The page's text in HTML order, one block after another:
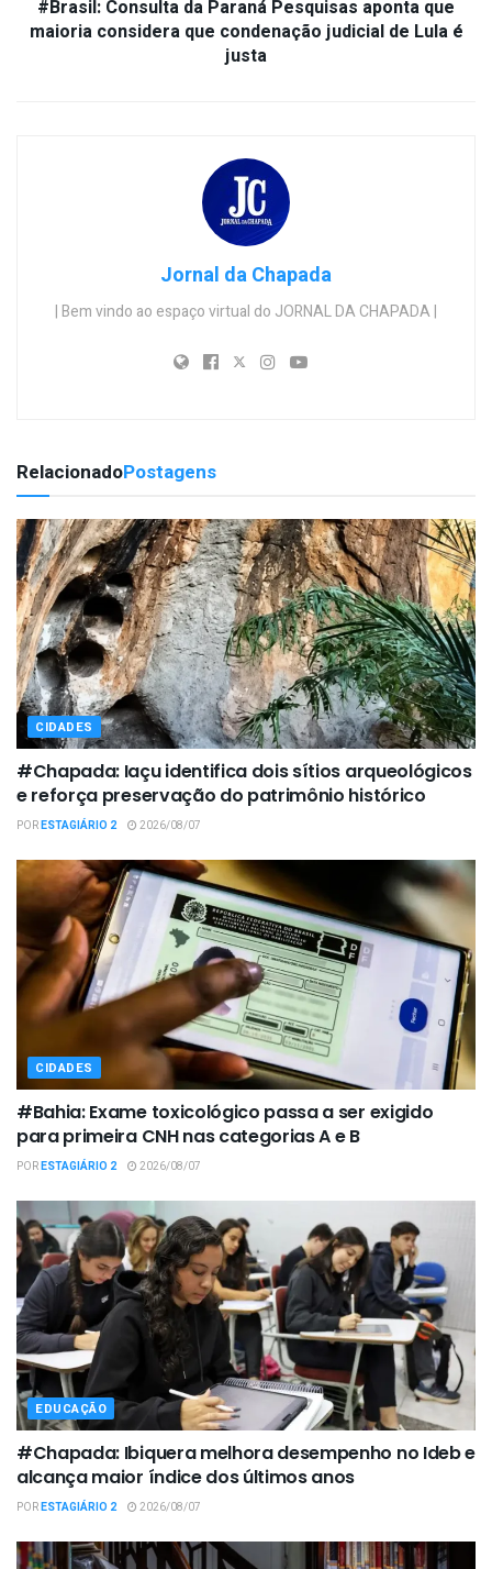
#Brasil: Consulta da Paraná Pesquisas aponta que
maioria considera que condenação judicial de Lula é
justa
Jornal da Chapada
| Bem vindo ao espaço virtual do JORNAL DA CHAPADA |
RelacionadoPostagens
CIDADES
#Chapada: Iaçu identifica dois sítios arqueológicos
e reforça preservação do patrimônio histórico
PORESTAGIÁRIO 2 2026/08/07
CIDADES
#Bahia: Exame toxicológico passa a ser exigido
para primeira CNH nas categorias A e B
PORESTAGIÁRIO 2 2026/08/07
EDUCAÇÃO
#Chapada: Ibiquera melhora desempenho no Ideb e
alcança maior índice dos últimos anos
PORESTAGIÁRIO 2 2026/08/07